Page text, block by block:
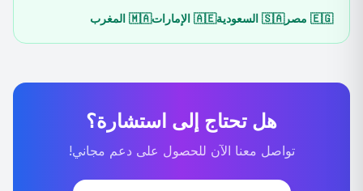
🇪🇬 مصر🇸🇦 السعودية🇦🇪 الإمارات🇲🇦 المغرب
هل تحتاج إلى استشارة؟
تواصل معنا الآن للحصول على دعم مجاني!